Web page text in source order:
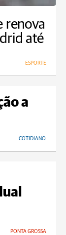
renova
até
ESPORTE
a
COTIDIANO
PONTA GROSSA